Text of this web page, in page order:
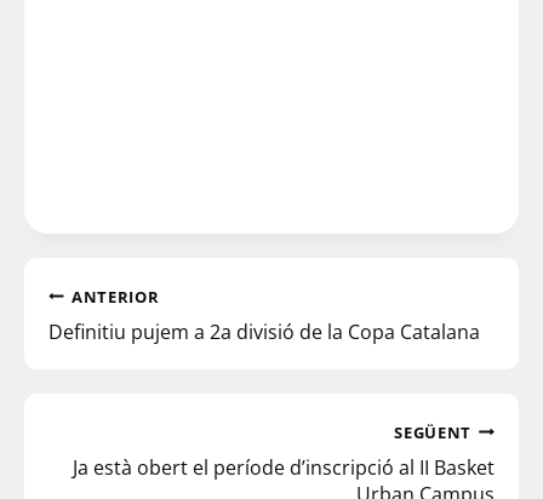
ANTERIOR
Definitiu pujem a 2a divisió de la Copa Catalana
SEGÜENT
Ja està obert el període d’inscripció al II Basket
Urban Campus